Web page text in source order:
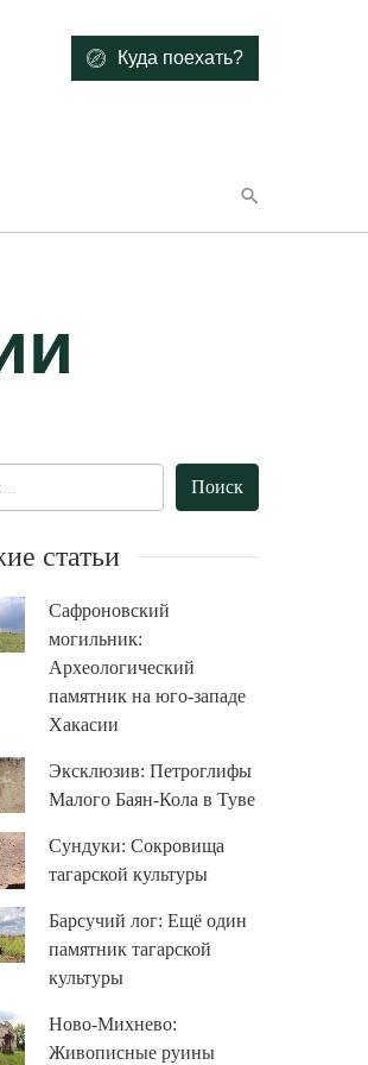
Куда поехать?
статьи
Сафроновский
могильник:
Археологический
памятник на юго-западе
Хакасии
Эксклюзив: Петроглифы
Малого Баян-Кола в Туве
Сундуки: Сокровища
тагарской культуры
Барсучий лог: Ещё один
памятник тагарской
культуры
Ново-Михнево:
Живописные руины